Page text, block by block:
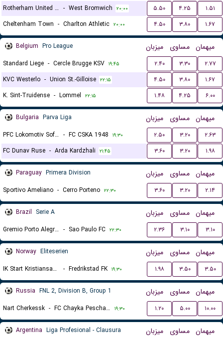
Rotherham United FC - West Bromwich ۲۰:۰۰ ۵.۵۰ ۴.۲۵
۱.۵۱
Cheltenham Town - Charlton Athletic ۲۰:۰۰ ۴.۵۰ ۳.۸۰ ۱.۶۷
Belgium Pro League میزبان مساوی میهمان
Standard Liege - Cercle Brugge KSV ۱۹:۴۵ ۲.۴۰ ۳.۳۰
۲.۷۷
KVC Westerlo - Union St.-Gilloise ۲۲:۱۵ ۴.۵۰ ۳.۸۰
۱.۶۷
K. Sint-Truidense - Lommel ۲۲:۱۵ ۱.۴۸ ۴.۲۵ ۶.۰۰
Bulgaria Parva Liga میزبان مساوی میهمان
PFC Lokomotiv Sofia - FC CSKA 1948 ۱۹:۳۰ ۲.۵۰ ۳.۲۰
۲.۶۳
FC Dunav Ruse - Arda Kardzhali ۲۱:۴۵ ۳.۶۰ ۳.۲۰ ۱.۹۸
Paraguay Primera Division میزبان مساوی میهمان
Sportivo Ameliano - Cerro Porteno ۲۲:۳۰ ۳.۶۰ ۳.۲۰ ۲.۱۴
Brazil Serie A میزبان مساوی میهمان
Gremio Porto Alegrense RS - Sao Paulo FC ۲۲:۳۰ ۲.۳۶ ۳.۱۰ ۳.۱۰
Norway Eliteserien میزبان مساوی میهمان
IK Start Kristiansand - Fredrikstad FK ۱۹:۳۰ ۱.۹۸ ۳.۵۰ ۳.۵۰
Russia FNL 2, Division B, Group 1 میزبان مساوی میهمان
Nart Cherkessk - FC Chayka Peschanokopskoye ۱۹:۳۰ ۱.۲۰ ۵.۰۰ ۱۰.۰۰
Argentina Liga Profesional - Clausura میزبان مساوی میهمان